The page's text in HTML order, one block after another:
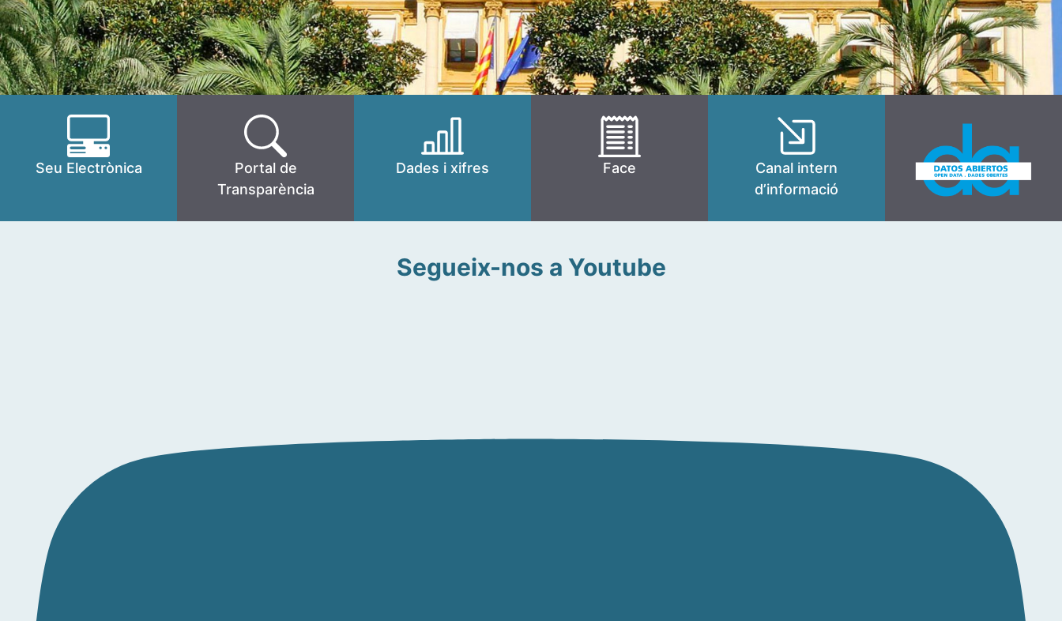
Seu Electrònica
Portal de
Transparència
Dades i xifres Face
Canal intern
d’informació
Segueix-nos a Youtube